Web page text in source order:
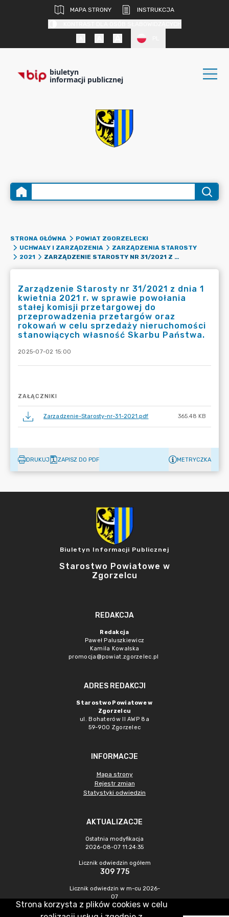
MAPA STRONY
INSTRUKCJA
biuletyn
informacji publicznej
STRONA GŁÓWNA
POWIAT ZGORZELECKI
UCHWAŁY I ZARZĄDZENIA
ZARZĄDZENIA STAROSTY
2021
ZARZĄDZENIE STAROSTY NR 31/2021 Z DNIA 1 KWIETNIA 2021 R. W SPRAWIE POWOŁANIA STAŁEJ KOMISJI PRZETARGOWEJ DO PRZEPROWADZENIA PRZETARGÓW ORAZ ROKOWAŃ W CELU SPRZEDAŻY NIERUCHOMOŚCI STANOWIĄCYCH WŁASNOŚĆ SKARBU PAŃSTWA.
Zarządzenie Starosty nr 31/2021 z dnia 1
kwietnia 2021 r. w sprawie powołania
stałej komisji przetargowej do
przeprowadzenia przetargów oraz
rokowań w celu sprzedaży nieruchomości
stanowiących własność Skarbu Państwa.
2025-07-02 15:00
ZAŁĄCZNIKI
Zarzadzenie-Starosty-nr-31-2021.pdf 365.48 KB
DRUKUJ ZAPISZ DO PDF METRYCZKA
Biuletyn Informacji Publicznej
Starostwo Powiatowe w
Zgorzelcu
REDAKCJA
Redakcja
Paweł Paluszkiewicz
Kamila Kowalska
promocja@powiat.zgorzelec.pl
ADRES REDAKCJI
Starostwo Powiatowe w
Zgorzelcu
ul. Bohaterów II AWP 8a
59-900 Zgorzelec
INFORMACJE
Mapa strony
Rejestr zmian
Statystyki odwiedzin
AKTUALIZACJE
Ostatnia modyfikacja
2026-08-07 11:24:35
Licznik odwiedzin ogółem
309 775
Licznik odwiedzin w m-cu 2026-
07
473
Strona korzysta z plików cookies w celu